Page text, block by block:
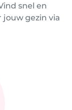
snel en
jouw gezin via